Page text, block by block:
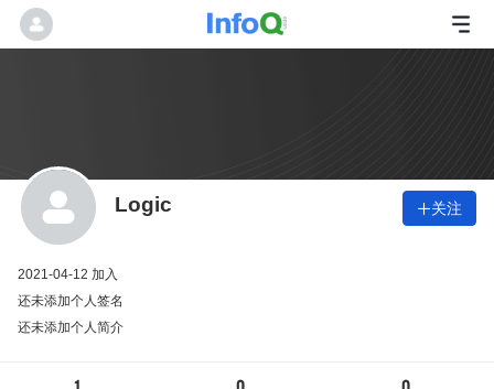
Logic 关注
2021-04-12 加入
还未添加个人签名
还未添加个人简介